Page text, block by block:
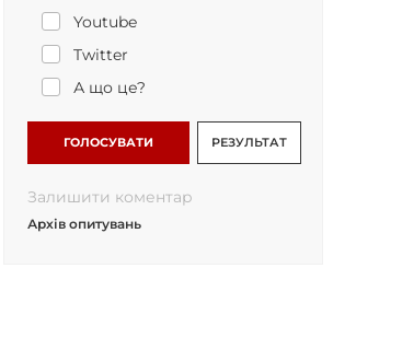
Youtube
Twitter
А що це?
ГОЛОСУВАТИ РЕЗУЛЬТАТ
Залишити коментар
Архів опитувань